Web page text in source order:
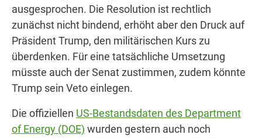
ausgesprochen. Die Resolution ist rechtlich
zunächst nicht bindend, erhöht aber den Druck auf
Präsident Trump, den militärischen Kurs zu
überdenken. Für eine tatsächliche Umsetzung
müsste auch der Senat zustimmen, zudem könnte
Trump sein Veto einlegen.
Die offiziellen US-Bestandsdaten des Department
of Energy (DOE) wurden gestern auch noch